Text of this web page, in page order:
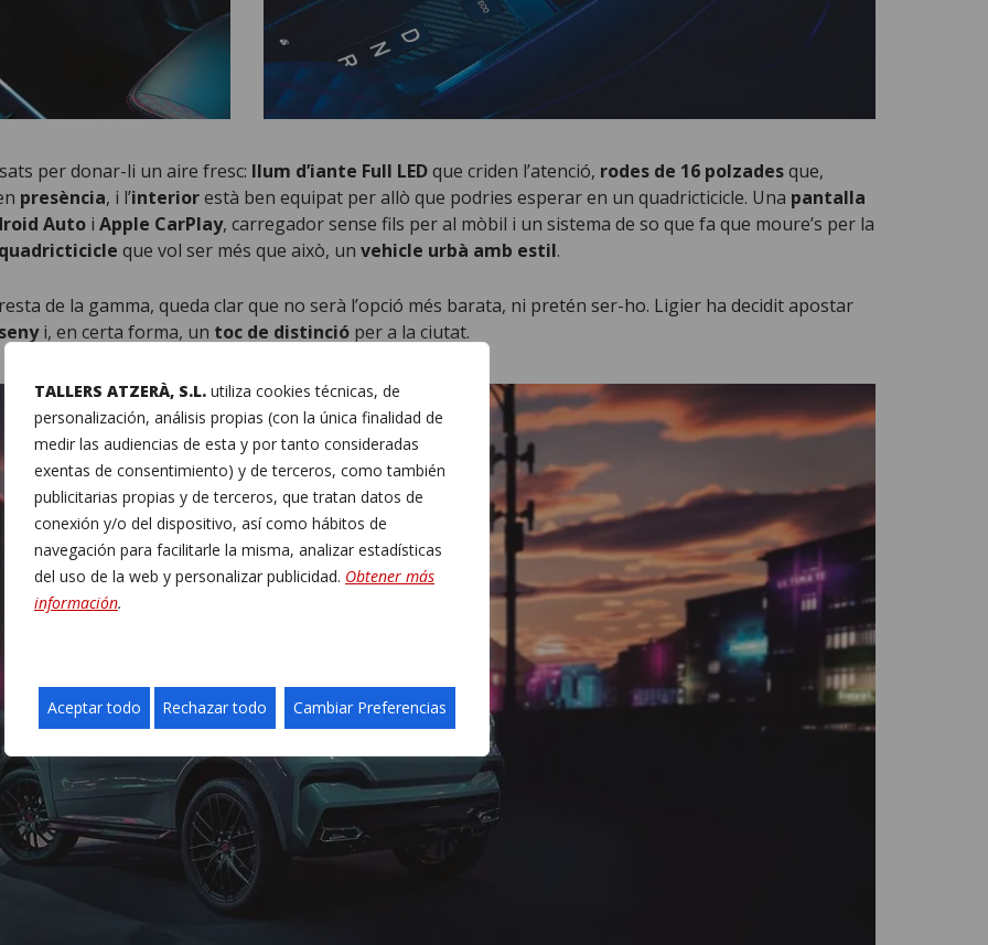
TALLERS ATZERÀ, S.L. utiliza cookies técnicas, de
personalización, análisis propias (con la única finalidad de
medir las audiencias de esta y por tanto consideradas
exentas de consentimiento) y de terceros, como también
publicitarias propias y de terceros, que tratan datos de
conexión y/o del dispositivo, así como hábitos de
navegación para facilitarle la misma, analizar estadísticas
del uso de la web y personalizar publicidad. Obtener más
información.
Cambiar Preferencias
Rechazar todo
Aceptar todo
per donar-li un aire fresc: llum d’iante Full LEDque criden l’atenció, rodes de 16 polzadesque,
presència, i l’interiorestà ben equipat per allò que podries esperar en un quadricticicle. Una pantalla
Auto i Apple CarPlay, carregador sense fils per al mòbil i un sistema de so que fa que moure’s per la
que vol ser més que això, un vehicle urbà amb estil.
de la gamma, queda clar que no serà l’opció més barata, ni pretén ser-ho. Ligier ha decidit apostar
i, en certa forma, un toc de distinció per a la ciutat.